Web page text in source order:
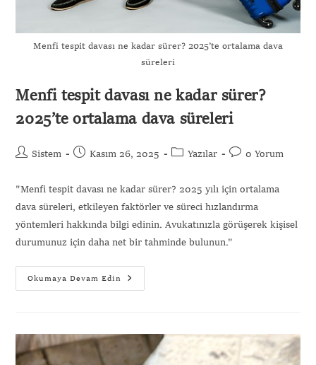
Menfi tespit davası ne kadar sürer? 2025’te ortalama dava
süreleri
Menfi tespit davası ne kadar sürer?
2025’te ortalama dava süreleri
Sistem Kasım 26, 2025 Yazılar 0 Yorum
"Menfi tespit davası ne kadar sürer? 2025 yılı için ortalama
dava süreleri, etkileyen faktörler ve süreci hızlandırma
yöntemleri hakkında bilgi edinin. Avukatınızla görüşerek kişisel
durumunuz için daha net bir tahminde bulunun."
Okumaya Devam Edin